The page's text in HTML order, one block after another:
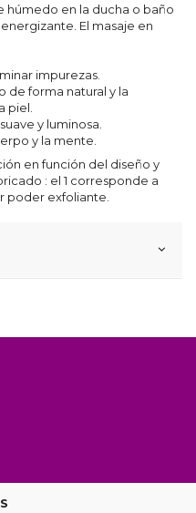
húmedo en la ducha o baño
El masaje en
impurezas.
de forma natural y la
piel.
y luminosa.
y la mente.
en función del diseño y
: el 1 corresponde a
poder exfoliante.